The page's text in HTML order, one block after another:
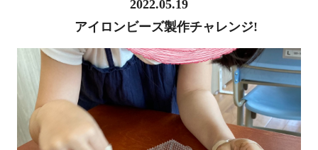
2022.05.19
アイロンビーズ製作チャレンジ!